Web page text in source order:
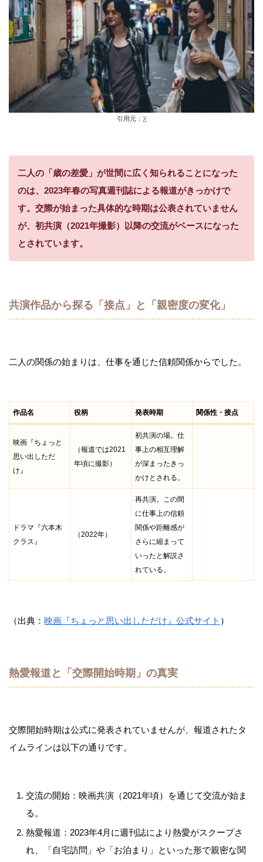
引用元： X
二人の「歳の差愛」が世間に広く知られることになった
のは、2023年春の写真週刊誌による報道がきっかけで
す。交際が始まった具体的な時期は公表されていません
が、初共演（2021年撮影）以降の交流がベースになった
とされています。
共演作品から探る「接点」と「親密度の変化」
二人の関係の始まりは、仕事を通じた信頼関係からでした。
作品名 役柄 発表時期 関係性・接点
映画『ちょっと
思い出しただ
け』
（報道では2021
年頃に撮影）
初共演の場。仕
事上の相互理解
が深まったきっ
かけとされる。
ドラマ『六本木
クラス』
（2022年）
再共演。この間
に仕事上の信頼
関係や距離感が
さらに縮まって
いったと解説さ
れている。
（出典： 映画『ちょっと思い出しただけ』公式サイト ）
熱愛報道と「交際開始時期」の真実
交際開始時期は公式に発表されていませんが、報道されたタ
イムラインは以下の通りです。
交流の開始：映画共演（2021年頃）を通じて交流が始ま
る。
熱愛報道：2023年4月に週刊誌により熱愛がスクープさ
れ、「自宅訪問」や「お泊まり」といった形で親密な関